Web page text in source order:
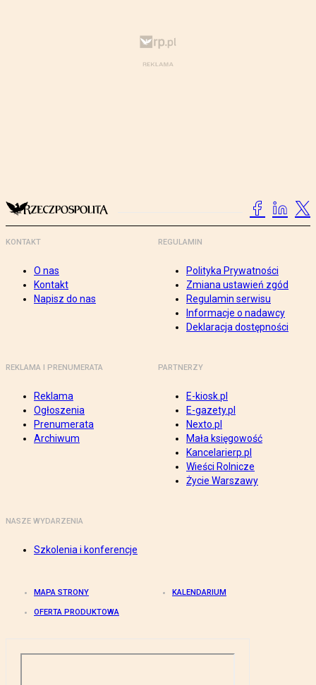
KONTAKT
O nas
Kontakt
Napisz do nas
REGULAMIN
Polityka Prywatności
Zmiana ustawień zgód
Regulamin serwisu
Informacje o nadawcy
Deklaracja dostępności
REKLAMA I PRENUMERATA
Reklama
Ogłoszenia
Prenumerata
Archiwum
PARTNERZY
E-kiosk.pl
E-gazety.pl
Nexto.pl
Mała księgowość
Kancelarierp.pl
Wieści Rolnicze
Życie Warszawy
NASZE WYDARZENIA
Szkolenia i konferencje
MAPA STRONY KALENDARIUM
OFERTA PRODUKTOWA